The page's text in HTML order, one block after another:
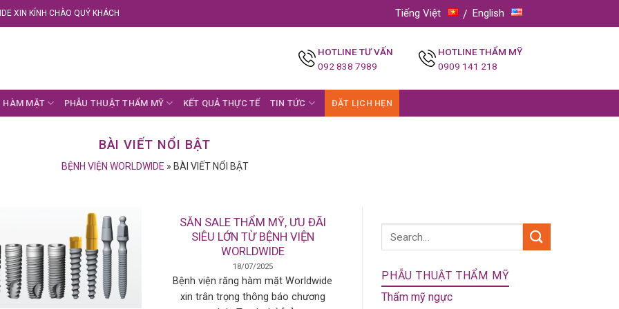
XIN KÍNH CHÀO QUÝ KHÁCH Tiếng Việt English
HOTLINE TƯ VẤN
092 838 7989
HOTLINE THẨM MỸ
0909 141 218
HÀM MẶT PHẪU THUẬT THẨM MỸ KẾT QUẢ THỰC TẾ TIN TỨC ĐẶT LỊCH HẸN
BÀI VIẾT NỔI BẬT
BỆNH VIỆN WORLDWIDE » BÀI VIẾT NỔI BẬT
SĂN SALE THẨM MỸ, ƯU ĐÃI
SIÊU LỚN TỪ BỆNH VIỆN
WORLDWIDE
18/07/2025
Bệnh viện răng hàm mặt Worldwide
xin trân trọng thông báo chương
PHẪU THUẬT THẨM MỸ
Thẩm mỹ ngực